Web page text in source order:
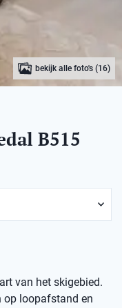
bekijk alle foto's (16)
B515
van het skigebied.
loopafstand en